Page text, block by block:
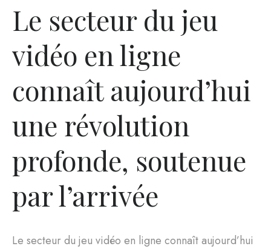
Le secteur du jeu
vidéo en ligne
connaît aujourd’hui
une révolution
profonde, soutenue
par l’arrivée
Le secteur du jeu vidéo en ligne connaît aujourd’hui